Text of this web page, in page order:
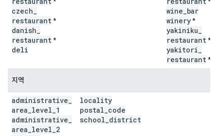
czech
restaurant*
danish
restaurant*
deli
wine bar
winery*
yakiniku
restaurant*
yakitori
restaurant*
지역
administrative
area level 1
administrative
area level 2
locality
postal code
school district